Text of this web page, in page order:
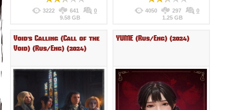
3222 641
0
9.58 GB
4050 297
0
1.25 GB
Void's Calling (Call of the
Void) (Rus/Eng) (2024)
YUME (Rus/Eng) (2024)